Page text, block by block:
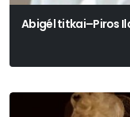
Abigél titkai–Piros